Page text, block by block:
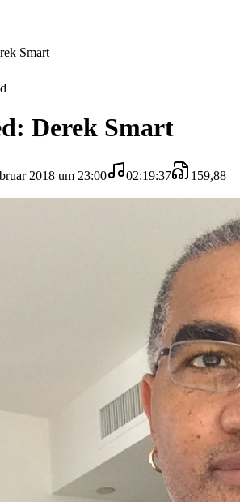
Smart
Derek Smart
2018 um 23:00 02:19:37
159,88